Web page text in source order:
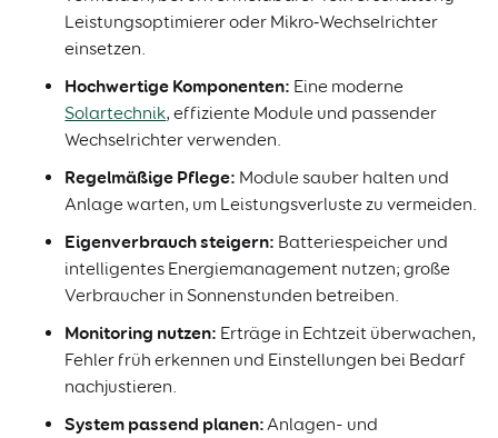
Leistungsoptimierer oder Mikro‑Wechselrichter
einsetzen.
Hochwertige Komponenten: Eine moderne
Solartechnik, effiziente Module und passender
Wechselrichter verwenden.
Regelmäßige Pflege: Module sauber halten und
Anlage warten, um Leistungsverluste zu vermeiden.
Eigenverbrauch steigern: Batteriespeicher und
intelligentes Energiemanagement nutzen; große
Verbraucher in Sonnenstunden betreiben.
Monitoring nutzen: Erträge in Echtzeit überwachen,
Fehler früh erkennen und Einstellungen bei Bedarf
nachjustieren.
System passend planen:Anlagen- und